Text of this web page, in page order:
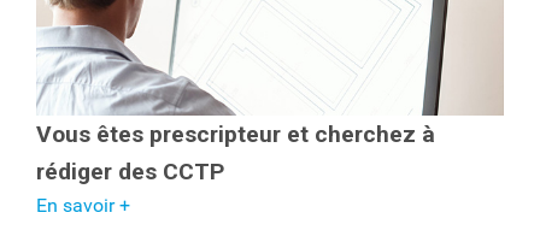
Vous êtes prescripteur et cherchez à
rédiger des CCTP
En savoir +